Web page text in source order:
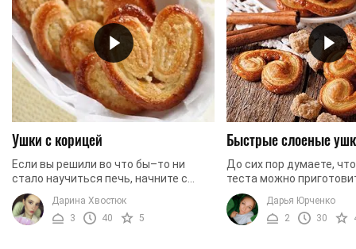
Ушки с корицей
Если вы решили во что бы–то ни
стало научиться печь, начните с
самых простых и доступных
рецептов. Например, с этого рецепта
печенья "ушки". Готовить ...
Дарина Хвостюк
3
40 5
Быстрые слоеные
До сих пор думаете,
теста можно
круассаны и пирожки с
Достаточно
магазинное тесто ...
Дарья Юрченко
2
30